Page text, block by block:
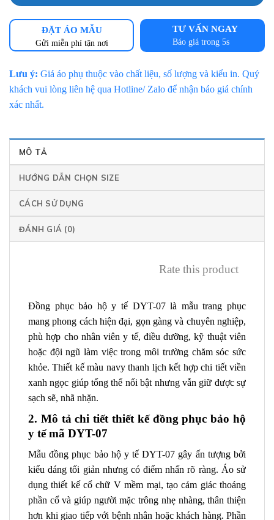
ĐẶT ÁO MẪU
Gửi miễn phí tận nơi
TƯ VẤN NGAY
Báo giá trong 5s
Lưu ý: Giá áo phụ thuộc vào chất liệu, số lượng và kiểu in. Quý
khách vui lòng liên hệ qua Hotline/ Zalo để nhận báo giá chính
xác nhất.
MÔ TẢ
HƯỚNG DẪN CHỌN SIZE
CÁCH SỬ DỤNG
ĐÁNH GIÁ (0)
Rate this product
Đồng phục bảo hộ y tế DYT-07 là mẫu trang phục
mang phong cách hiện đại, gọn gàng và chuyên nghiệp,
phù hợp cho nhân viên y tế, điều dưỡng, kỹ thuật viên
hoặc đội ngũ làm việc trong môi trường chăm sóc sức
khỏe. Thiết kế màu navy thanh lịch kết hợp chi tiết viền
xanh ngọc giúp tổng thể nổi bật nhưng vẫn giữ được sự
sạch sẽ, nhã nhặn.
2. Mô tả chi tiết thiết kế đồng phục bảo hộ
y tế mã DYT-07
Mẫu đồng phục bảo hộ y tế DYT-07 gây ấn tượng bởi
kiểu dáng tối giản nhưng có điểm nhấn rõ ràng. Áo sử
dụng thiết kế cổ chữ V mềm mại, tạo cảm giác thoáng
phần cổ và giúp người mặc trông nhẹ nhàng, thân thiện
hơn khi giao tiếp với bệnh nhân hoặc khách hàng. Phần